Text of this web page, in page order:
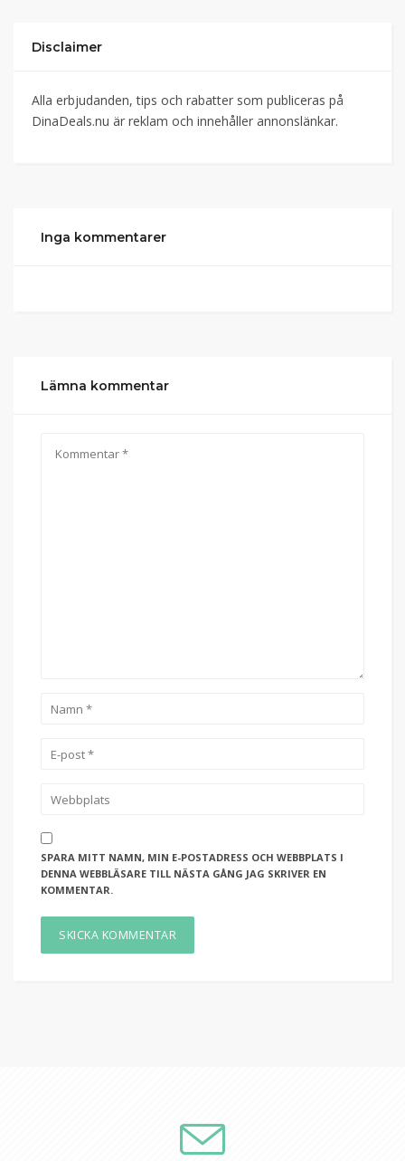
Disclaimer
Alla erbjudanden, tips och rabatter som publiceras på
DinaDeals.nu är reklam och innehåller annonslänkar.
Inga kommentarer
Lämna kommentar
SPARA MITT NAMN, MIN E-POSTADRESS OCH WEBBPLATS I
DENNA WEBBLÄSARE TILL NÄSTA GÅNG JAG SKRIVER EN
KOMMENTAR.